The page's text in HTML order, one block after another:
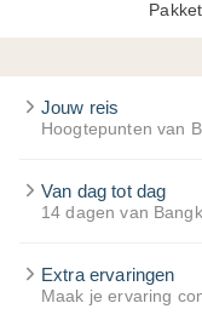
Jouw reis
Hoogtepunten van
Van dag tot dag
14 dagen van
Extra ervaringen
Maak je ervaring